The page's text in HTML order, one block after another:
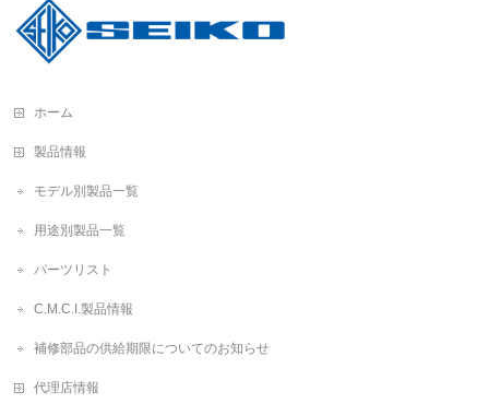
ホーム
製品情報
モデル別製品一覧
用途別製品一覧
パーツリスト
C.M.C.I.製品情報
補修部品の供給期限についてのお知らせ
代理店情報